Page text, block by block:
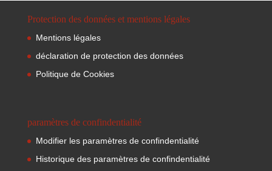
Protection des données et mentions légales
Mentions légales
déclaration de protection des données
Politique de Cookies
paramètres de confindentialité
Modifier les paramètres de confindentialité
Historique des paramètres de confindentialité